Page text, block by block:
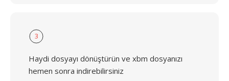
3
Haydi dosyayı dönüştürün ve xbm dosyanızı
hemen sonra indirebilirsiniz